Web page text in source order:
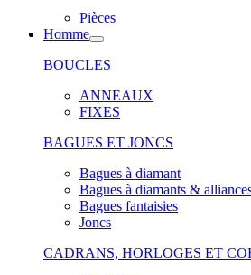
Pièces
Homme
BOUCLES
ANNEAUX
FIXES
BAGUES ET JONCS
Bagues à diamant
Bagues à diamants &
Bagues fantaisies
Joncs
CADRANS, HORLOGES ET